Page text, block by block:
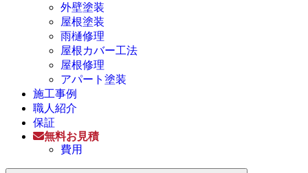
外壁塗装
屋根塗装
雨樋修理
屋根カバー工法
屋根修理
アパート塗装
施工事例
職人紹介
保証
無料お見積
費用